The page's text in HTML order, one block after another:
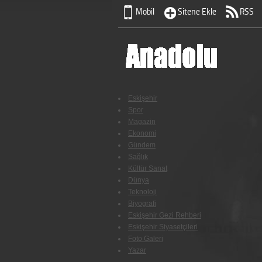
Mobil Sitene Ekle RSS
Eskişehir
Spor
Magazin
Ekonomi
Gündem
Sağlık
Kültür Sanat
Dünya
Teknoloji
Biyografi
Eskişehir Gezi Rehberi
Eskişehir Siyasetçileri
Foto Galeri
Yazar